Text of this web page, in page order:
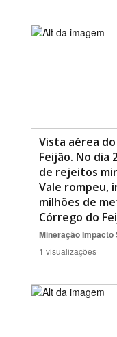
Vista aérea
Feijão. No dia
de rejeitos
Vale rompeu,
milhões de
Córrego do
MineraçãoImpacto
1 visualizações